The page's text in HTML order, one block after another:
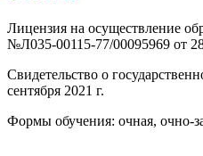
Лицензия на осуществление
№Л035-00115-77/00095969 от
Свидетельство о
сентября 2021 г.
Формы обучения: очная, очно-